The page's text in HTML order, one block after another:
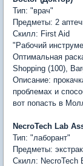
Тип: "врач"
Предметы: 2
Скилл: First Aid
"Рабочий
Оптимальная
Shopping (100),
Описание:
проблемах и
вот попасть в
NecroTech Lab
Тип: "лаборант"
Предметы:
Скилл: NecroTech